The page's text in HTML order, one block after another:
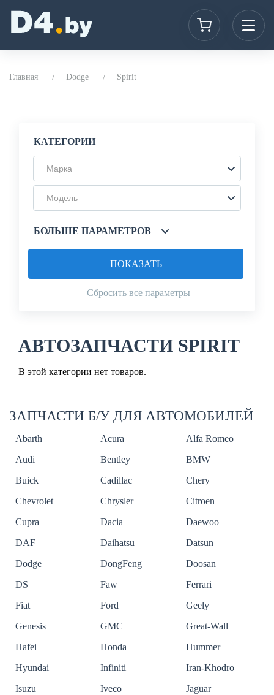
Главная Dodge Spirit
КАТЕГОРИИ
Марка
Модель
БОЛЬШЕ ПАРАМЕТРОВ
Сбросить все параметры
ПОКАЗАТЬ
АВТОЗАПЧАСТИ SPIRIT
В этой категории нет товаров.
ЗАПЧАСТИ Б/У ДЛЯ АВТОМОБИЛЕЙ
Abarth Acura
Alfa Romeo
Audi
Bentley
BMW
Buick
Cadillac
Chery
Chevrolet
Chrysler
Citroen
Cupra
Dacia
Daewoo
DAF
Daihatsu
Datsun
Dodge
DongFeng
Doosan
DS
Faw
Ferrari
Fiat
Ford
Geely
Genesis
GMC
Great-Wall
Hafei
Honda
Hummer
Hyundai
Infiniti
Iran-Khodro
Isuzu
Iveco
Jaguar